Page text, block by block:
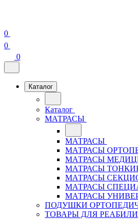
0
0
0
Каталог
Каталог
МАТРАСЫ
МАТРАСЫ
МАТРАСЫ
МАТРАСЫ
МАТРАСЫ
МАТРАСЫ
МАТРАСЫ
МАТРАСЫ
ПОДУШКИ
ТОВАРЫ ДЛЯ